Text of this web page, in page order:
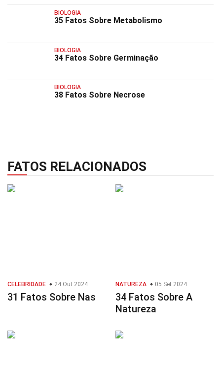
BIOLOGIA
35 Fatos Sobre Metabolismo
BIOLOGIA
34 Fatos Sobre Germinação
BIOLOGIA
38 Fatos Sobre Necrose
FATOS RELACIONADOS
CELEBRIDADE 24 Out 2024
31 Fatos Sobre Nas
NATUREZA 05 Set 2024
34 Fatos Sobre A
Natureza